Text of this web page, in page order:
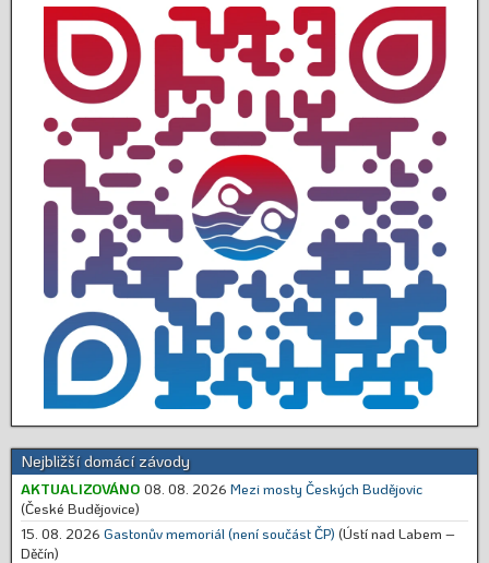
Nejbližší domácí závody
AKTUALIZOVÁNO 08. 08. 2026 Mezi mosty Českých Budějovic
(České Budějovice)
15. 08. 2026 Gastonův memoriál (není součást ČP) (Ústí nad Labem –
Děčín)